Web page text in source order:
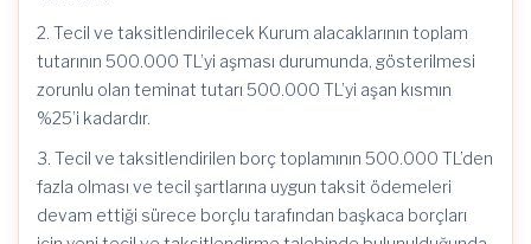
2. Tecil ve taksitlendirilecek Kurum alacaklarının toplam
tutarının 500.000 TL’yi aşması durumunda, gösterilmesi
zorunlu olan teminat tutarı 500.000 TL’yi aşan kısmın
%25’i kadardır.
3. Tecil ve taksitlendirilen borç toplamının 500.000 TL’den
fazla olması ve tecil şartlarına uygun taksit ödemeleri
devam ettiği sürece borçlu tarafından başkaca borçları